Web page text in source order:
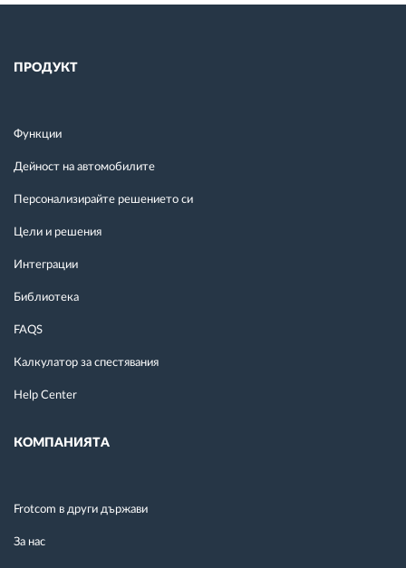
ПРОДУКТ
Функции
Дейност на автомобилите
Персонализирайте решението си
Цели и решения
Интеграции
Библиотека
FAQS
Калкулатор за спестявания
Help Center
КОМПАНИЯТА
Frotcom в други държави
За нас